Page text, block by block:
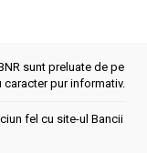
sunt preluate de pe
caracter pur informativ.
fel cu site-ul Bancii